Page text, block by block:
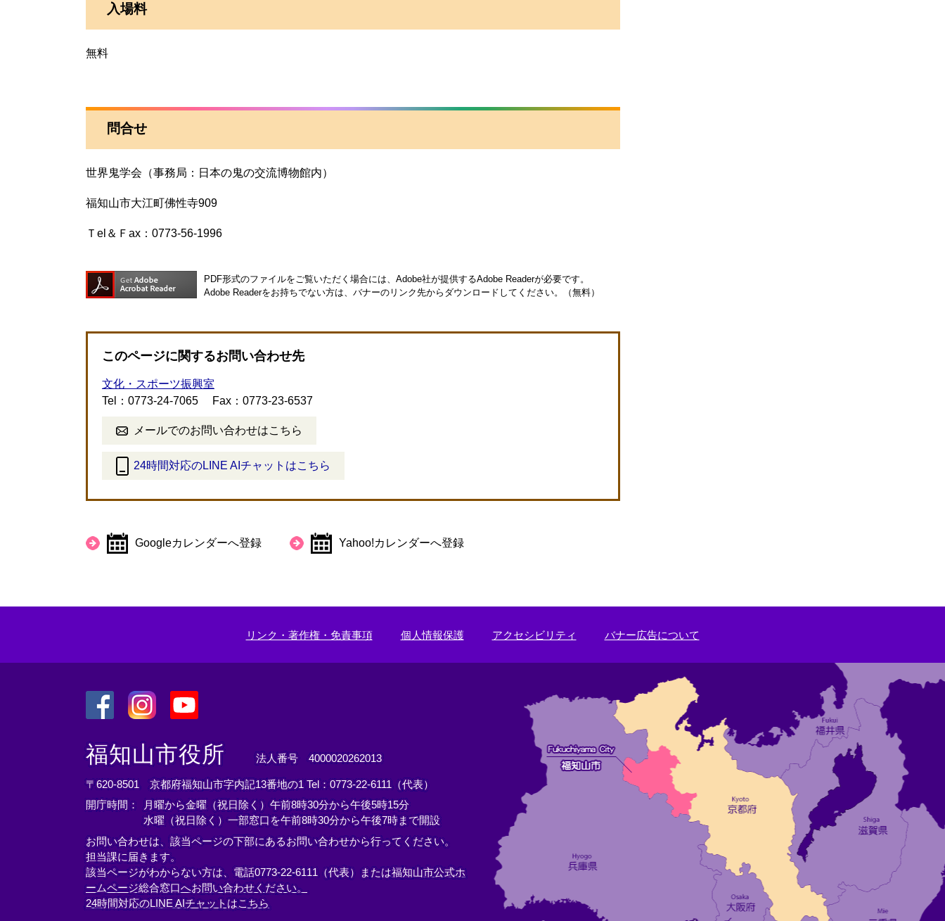
入場料
無料
問合せ
世界鬼学会（事務局：日本の鬼の交流博物館内）
福知山市大江町佛性寺909
Ｔel＆Ｆax：0773-56-1996
PDF形式のファイルをご覧いただく場合には、Adobe社が提供するAdobe Readerが必要です。
Adobe Readerをお持ちでない方は、バナーのリンク先からダウンロードしてください。（無料）
このページに関するお問い合わせ先
文化・スポーツ振興室
Tel：0773-24-7065
Fax：0773-23-6537
メールでのお問い合わせはこちら
24時間対応のLINE AIチャットはこちら
外
リ
ン
Googleカレンダーへ登録 Yahoo!カレンダーへ登録
リンク・著作権・免責事項 個人情報保護 アクセシビリティ バナー広告について
外
部
リ
ン
ク
外
部
リ
ン
ク
外
部
リ
ン
ク
＞
福知山市役所 法人番号 4000020262013
〒620-8501 京都府福知山市字内記13番地の1 Tel：0773-22-6111（代表）
開庁時間： 月曜から金曜（祝日除く）午前8時30分から午後5時15分
水曜（祝日除く）一部窓口を午前8時30分から午後7時まで開設
お問い合わせは、該当ページの下部にあるお問い合わせから行ってください。
担当課に届きます。
該当ページがわからない方は、電話0773-22-6111（代表）または福知山市公式ホ
ームページ総合窓口へお問い合わせください。
24時間対応のLINE AIチャットはこちら